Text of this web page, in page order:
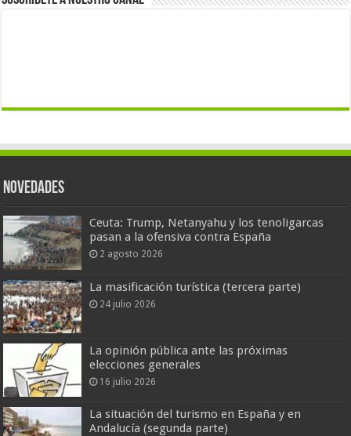
Novedades
Ceuta: Trump, Netanyahu y los tenoligarcas
pasan a la ofensiva contra España
2 agosto 2026
La masificación turística (tercera parte)
24 julio 2026
La opinión pública ante las próximas
elecciones generales
16 julio 2026
La situación del turismo en España y en
Andalucía (segunda parte)